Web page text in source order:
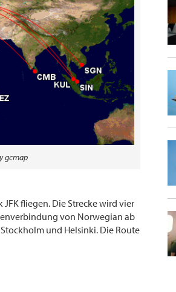
gcmap
fliegen. Die Strecke wird vier
von Norwegian ab
und Helsinki. Die Route